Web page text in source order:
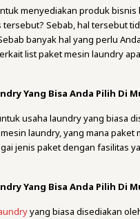
menyediakan produk bisnis
Sebab, hal tersebut
banyak hal yang perlu
list paket mesin laundry
Yang Bisa Anda Pilih Di
usaha laundry yang biasa
laundry, yang mana
jenis paket dengan fasilitas
Yang Bisa Anda Pilih Di
yang biasa disediakan